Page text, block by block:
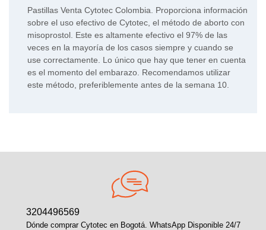
Pastillas Venta Cytotec Colombia. Proporciona información
sobre el uso efectivo de Cytotec, el método de aborto con
misoprostol. Este es altamente efectivo el 97% de las
veces en la mayoría de los casos siempre y cuando se
use correctamente. Lo único que hay que tener en cuenta
es el momento del embarazo. Recomendamos utilizar
este método, preferiblemente antes de la semana 10.
3204496569
Dónde comprar Cytotec en Bogotá. WhatsApp Disponible 24/7